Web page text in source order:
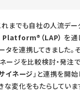
までも自社の人流デー
（LAP） を通
を連携してきました。
ージを比較検討・発注
イネージ」と連携を開
変化をもたらしていま